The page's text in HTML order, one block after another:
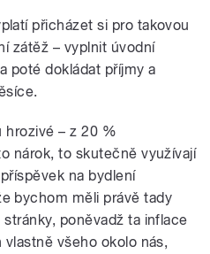
přicházet si pro takovou
zátěž – vyplnit úvodní
poté dokládat příjmy a
hrozivé – z 20 %
nárok, to skutečně využívají
na bydlení
bychom měli právě tady
poněvadž ta inflace
všeho okolo nás,